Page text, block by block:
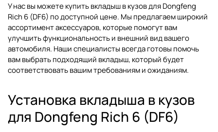
У нас вы можете купить вкладыш в кузов для Dongfeng
Rich 6 (DF6) по доступной цене. Мы предлагаем широкий
ассортимент аксессуаров, которые помогут вам
улучшить функциональность и внешний вид вашего
автомобиля. Наши специалисты всегда готовы помочь
вам выбрать подходящий вкладыш, который будет
соответствовать вашим требованиям и ожиданиям.
Установка вкладыша в кузов
для Dongfeng Rich 6 (DF6)